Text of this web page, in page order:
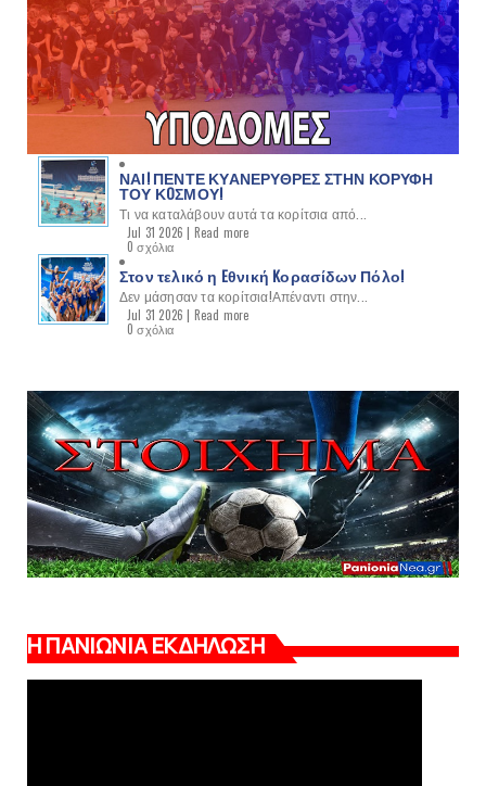
ΝΑΙ! ΠΕΝΤΕ ΚΥΑΝΕΡΥΘΡΕΣ ΣΤΗΝ ΚΟΡΥΦΗ
ΤΟΥ ΚOΣΜΟΥ!
Τι να καταλάβουν αυτά τα κορίτσια από...
Jul 31 2026 | Read more
0 σχόλια
Στον τελικό η Eθνική Kορασίδων Πόλο!
Δεν μάσησαν τα κορίτσια!Απέναντι στην...
Jul 31 2026 | Read more
0 σχόλια
Η ΠΑΝΙΩΝΙΑ ΕΚΔΗΛΩΣΗ